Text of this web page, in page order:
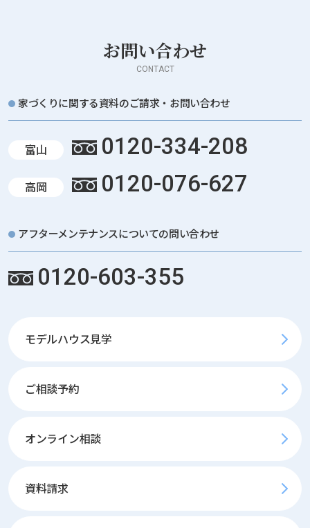
お問い合わせ
CONTACT
家づくりに関する資料のご請求・お問い合わせ
富山 0120-334-208
高岡 0120-076-627
アフターメンテナンスについての問い合わせ
0120-603-355
モデルハウス見学
ご相談予約
オンライン相談
資料請求